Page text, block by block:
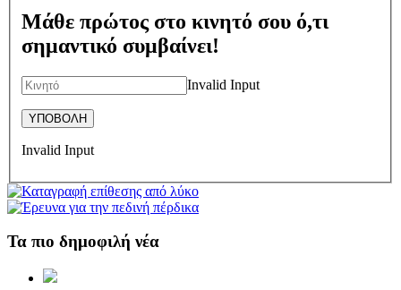
Μάθε πρώτος στο κινητό σου ό,τι
σημαντικό συμβαίνει!
Invalid Input
Invalid Input
Τα πιο δημοφιλή νέα